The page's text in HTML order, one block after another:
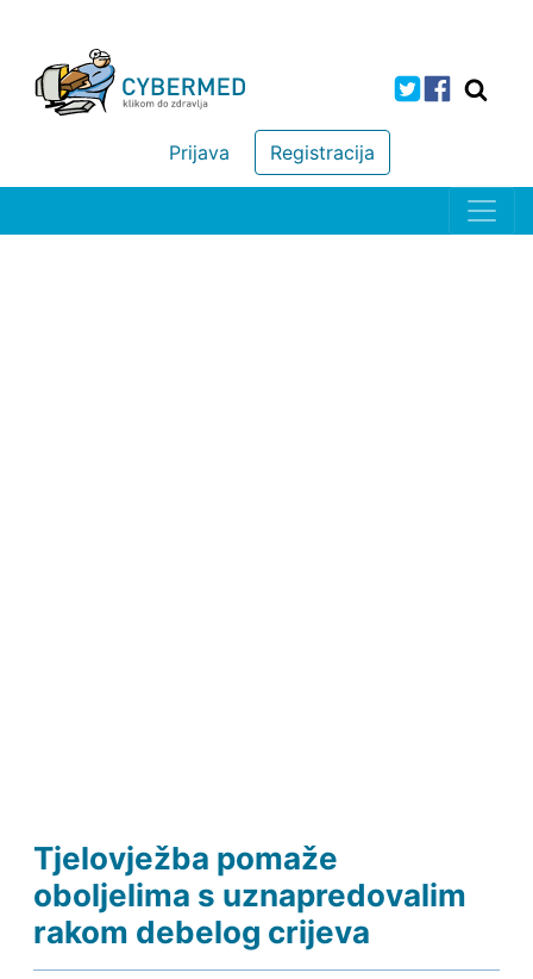
Registracija
Prijava
Tjelovježba pomaže
oboljelima s uznapredovalim
rakom debelog crijeva